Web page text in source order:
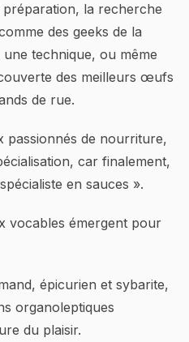
préparation, la recherche
des geeks de la
technique, ou même
des meilleurs œufs
de rue.
passionnés de nourriture,
car finalement,
en sauces ».
vocables émergent pour
épicurien et sybarite,
organoleptiques
du plaisir.